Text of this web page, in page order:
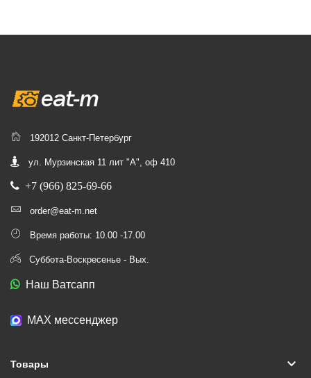
192012 Санкт-Петербург
ул. Мурзинская 11 лит "А", оф 410
+7 (966) 825-69-66
order@eat-m.net
Время работы: 10.00 -17.00
Суббота-Воскресенье - Вых.
Наш Ватсапп
МАХ мессенджер
Товары keyboard_arrow_down